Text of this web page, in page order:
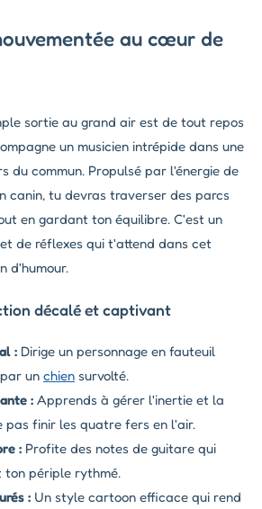
au cœur de
sortie au grand air est de tout repos
un musicien intrépide dans une
du commun. Propulsé par l'énergie de
canin, tu devras traverser des parcs
en gardant ton équilibre. C'est un
de réflexes qui t'attend dans cet
d'humour.
décalé et captivant
: Dirige un personnage en fauteuil
un chien survolté.
: Apprends à gérer l'inertie et la
pas finir les quatre fers en l'air.
: Profite des notes de guitare qui
ton périple rythmé.
: Un style cartoon efficace qui rend